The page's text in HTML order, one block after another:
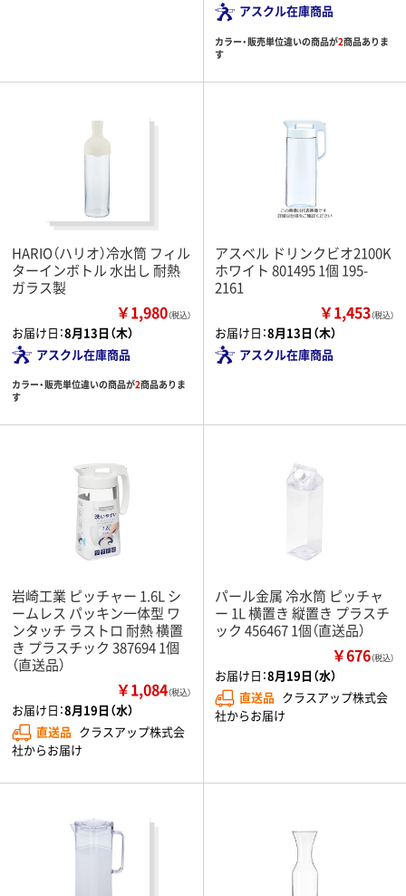
アスクル在庫商品
カラー・販売単位違いの商品が2商品ありま
す
HARIO（ハリオ）冷水筒 フィル
ターインボトル 水出し 耐熱
ガラス製
￥1,980（税込）
お届け日：8月13日（木）
アスクル在庫商品
カラー・販売単位違いの商品が2商品ありま
す
アスベル ドリンクビオ2100K
ホワイト 801495 1個 195-
2161
￥1,453（税込）
お届け日：8月13日（木）
アスクル在庫商品
岩崎工業 ピッチャー 1.6L シ
ームレス パッキン一体型 ワ
ンタッチ ラストロ 耐熱 横置
き プラスチック 387694 1個
（直送品）
￥1,084（税込）
お届け日：8月19日（水）
直送品 クラスアップ株式会
社からお届け
パール金属 冷水筒 ピッチャ
ー 1L 横置き 縦置き プラスチ
ック 456467 1個（直送品）
￥676（税込）
お届け日：8月19日（水）
直送品 クラスアップ株式会
社からお届け